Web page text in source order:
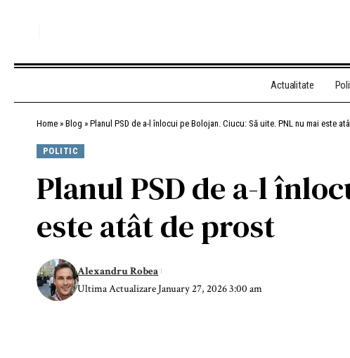
Actualitate
Home » Blog » Planul PSD de a-l înlocui pe Bolojan. Ciucu: Să uite. PNL nu mai este
POLITIC
Planul PSD de a-l
este atât de prost
Ultima Actualizare January 27, 2026 3:00 am
Alexandru Robea